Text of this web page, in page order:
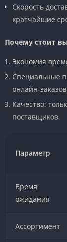
Скорость
кратчайшие
Почему стоит
Экономия
Специальные
онлайн-
Качество:
поставщиков.
Параметр
Время
ожидания
Ассортимент